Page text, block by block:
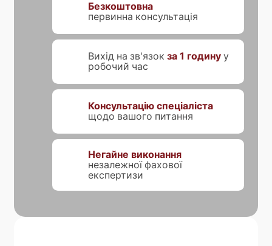
Безкоштовна
первинна консультація
Вихід на зв'язок за 1 годинуу
робочий час
Консультацію спеціаліста
щодо вашого питання
Негайне виконання
незалежної фахової
експертизи